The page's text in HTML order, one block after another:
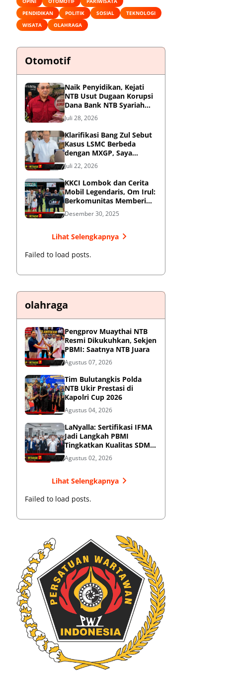
PENDIDIKAN
POLITIK SOSIAL
TEKNOLOGI
WISATA
OLAHRAGA
Otomotif
Naik Penyidikan, Kejati
NTB Usut Dugaan Korupsi
Dana Bank NTB Syariah
untuk MXGP 2023
Juli 28, 2026
Klarifikasi Bang Zul Sebut
Kasus LSMC Berbeda
dengan MXGP, Saya
Dipanggil Sebagai Saksi
Juli 22, 2026
KKCI Lombok dan Cerita
Mobil Legendaris, Om Irul:
Berkomunitas Memberi
Manfaat dan Membangun
Imej Positif
Desember 30, 2025
Lihat Selengkapnya
Failed to load posts.
olahraga
Pengprov Muaythai NTB
Resmi Dikukuhkan, Sekjen
PBMI: Saatnya NTB Juara
Agustus 07, 2026
Tim Bulutangkis Polda
NTB Ukir Prestasi di
Kapolri Cup 2026
Agustus 04, 2026
LaNyalla: Sertifikasi IFMA
Jadi Langkah PBMI
Tingkatkan Kualitas SDM
Muaythai
Agustus 02, 2026
Lihat Selengkapnya
Failed to load posts.